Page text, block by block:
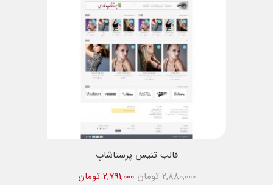
قالب تنیس پرستاشاپ
2,791,000 تومان
2,880,000 تومان